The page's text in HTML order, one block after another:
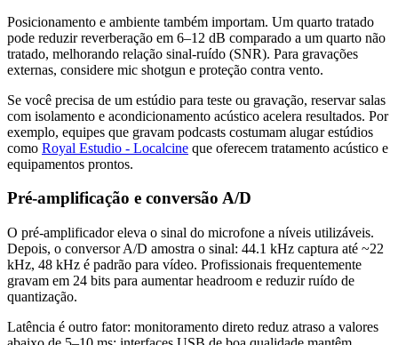
Posicionamento e ambiente também importam. Um quarto tratado
pode reduzir reverberação em 6–12 dB comparado a um quarto não
tratado, melhorando relação sinal-ruído (SNR). Para gravações
externas, considere mic shotgun e proteção contra vento.
Se você precisa de um estúdio para teste ou gravação, reservar salas
com isolamento e acondicionamento acústico acelera resultados. Por
exemplo, equipes que gravam podcasts costumam alugar estúdios
como Royal Estudio - Localcine que oferecem tratamento acústico e
equipamentos prontos.
Pré-amplificação e conversão A/D
O pré-amplificador eleva o sinal do microfone a níveis utilizáveis.
Depois, o conversor A/D amostra o sinal: 44.1 kHz captura até ~22
kHz, 48 kHz é padrão para vídeo. Profissionais frequentemente
gravam em 24 bits para aumentar headroom e reduzir ruído de
quantização.
Latência é outro fator: monitoramento direto reduz atraso a valores